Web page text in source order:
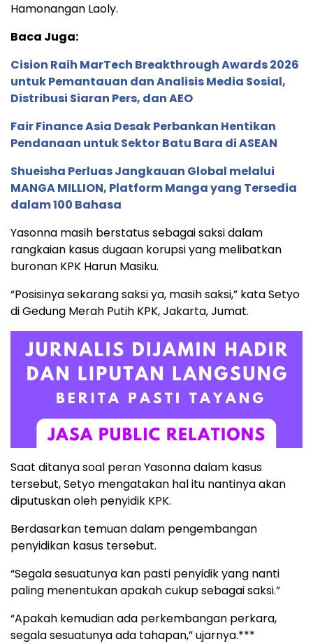
Hamonangan Laoly.
Baca Juga:
Cision Raih MarTech Breakthrough Awards 2026
untuk Pemantauan dan Analisis Media Sosial,
Distribusi Siaran Pers, dan AEO
Fair Finance Asia Desak Perbankan Hentikan
Pendanaan untuk Sektor Batu Bara di ASEAN
Shueisha Perluas Jangkauan Global melalui
MANGA MILLION, Platform Manga yang Tersedia
dalam 100 Bahasa
Yasonna masih berstatus sebagai saksi dalam
rangkaian kasus dugaan korupsi yang melibatkan
buronan KPK Harun Masiku.
“Posisinya sekarang saksi ya, masih saksi,” kata Setyo
di Gedung Merah Putih KPK, Jakarta, Jumat.
Saat ditanya soal peran Yasonna dalam kasus
tersebut, Setyo mengatakan hal itu nantinya akan
diputuskan oleh penyidik KPK.
Berdasarkan temuan dalam pengembangan
penyidikan kasus tersebut.
“Segala sesuatunya kan pasti penyidik yang nanti
paling menentukan apakah cukup sebagai saksi.”
“Apakah kemudian ada perkembangan perkara,
segala sesuatunya ada tahapan,” ujarnya.***